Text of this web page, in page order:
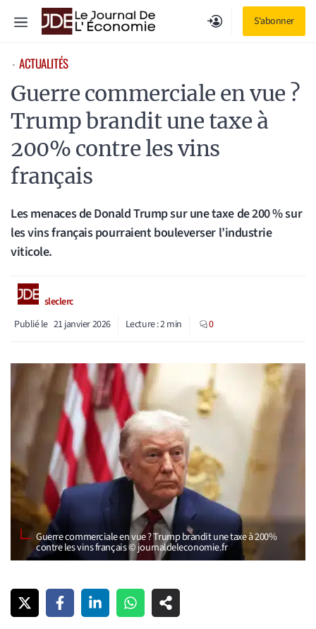
S'abonner
Menu
⋅ ACTUALITÉS
Guerre commerciale en vue ?
Trump brandit une taxe à
200% contre les vins
français
Les menaces de Donald Trump sur une taxe de 200 % sur
les vins français pourraient bouleverser l’industrie
viticole.
sleclerc
Publié le 21 janvier 2026 Lecture :2min 0
Guerre commerciale en vue ? Trump brandit une taxe à 200%
contre les vins français © journaldeleconomie.fr